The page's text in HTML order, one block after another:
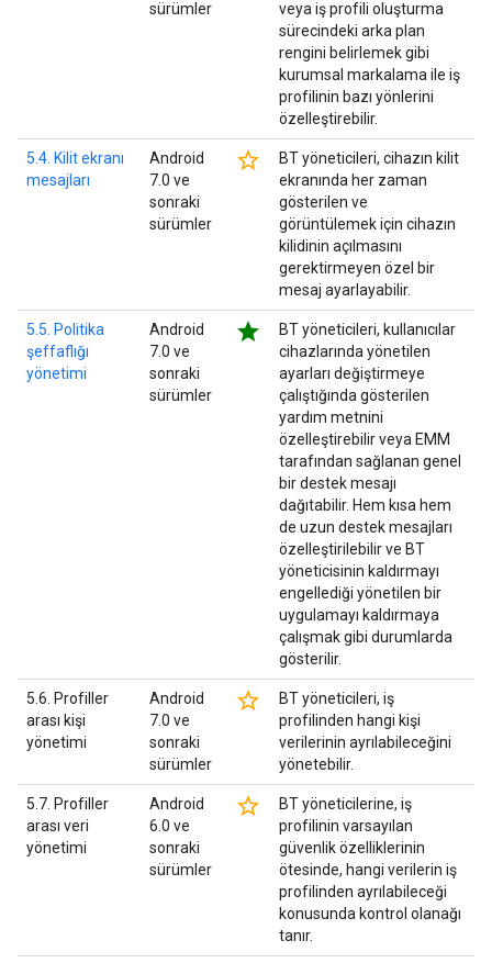
sürümler
veya iş profili oluşturma
sürecindeki arka plan
rengini belirlemek gibi
kurumsal markalama ile iş
profilinin bazı yönlerini
özelleştirebilir.
5.4. Kilit ekranı
mesajları
Android
7.0 ve
sonraki
sürümler
star_border
BT yöneticileri, cihazın kilit
ekranında her zaman
gösterilen ve
görüntülemek için cihazın
kilidinin açılmasını
gerektirmeyen özel bir
mesaj ayarlayabilir.
5.5. Politika
şeffaflığı
yönetimi
Android
7.0 ve
sonraki
sürümler
star
BT yöneticileri, kullanıcılar
cihazlarında yönetilen
ayarları değiştirmeye
çalıştığında gösterilen
yardım metnini
özelleştirebilir veya EMM
tarafından sağlanan genel
bir destek mesajı
dağıtabilir. Hem kısa hem
de uzun destek mesajları
özelleştirilebilir ve BT
yöneticisinin kaldırmayı
engellediği yönetilen bir
uygulamayı kaldırmaya
çalışmak gibi durumlarda
gösterilir.
5.6. Profiller
arası kişi
yönetimi
Android
7.0 ve
sonraki
sürümler
star_border
BT yöneticileri, iş
profilinden hangi kişi
verilerinin ayrılabileceğini
yönetebilir.
5.7. Profiller
arası veri
yönetimi
Android
6.0 ve
sonraki
sürümler
star_border
BT yöneticilerine, iş
profilinin varsayılan
güvenlik özelliklerinin
ötesinde, hangi verilerin iş
profilinden ayrılabileceği
konusunda kontrol olanağı
tanır.